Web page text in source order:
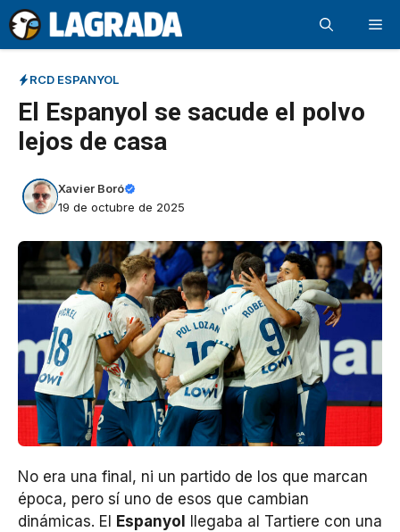
Saltar
al
contenido
RCD ESPANYOL
El Espanyol se sacude el polvo
lejos de casa
Xavier Boró
19 de octubre de 2025
No era una final, ni un partido de los que marcan
época, pero sí uno de esos que cambian
dinámicas. El Espanyol llegaba al Tartiere con una